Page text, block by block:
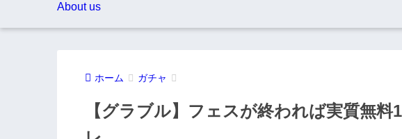
About us
ホーム ガチャ
【グラブル】フェスが終われば実質無料